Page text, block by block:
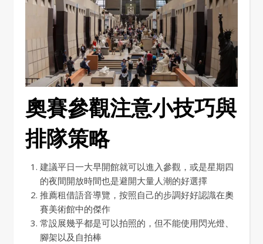
奧賽參觀注意小技巧與
排隊策略
建議平日一大早開館就可以進入參觀，或是星期四
的夜間開放時間也是避開大量人潮的好選擇
推薦租借語音導覽，按照自己的步調好好認識在奧
賽美術館中的傑作
常設展幾乎都是可以拍照的，但不能使用閃光燈、
腳架以及自拍棒